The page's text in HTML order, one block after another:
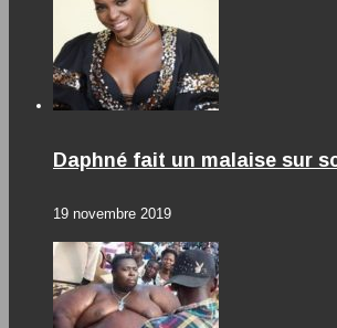
Daphné fait un malaise sur
19 novembre 2019